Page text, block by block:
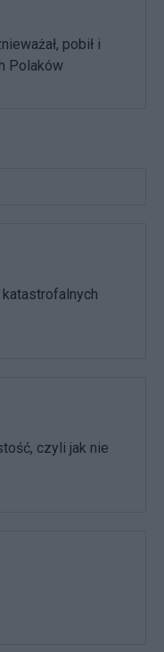
pobił i
Polaków
katastrofalnych
czyli jak nie